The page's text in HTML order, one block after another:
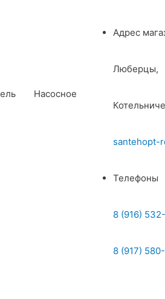
Насосное
Адрес
Люберцы,
santehopt-
Телефоны
8 (916)
8 (917)